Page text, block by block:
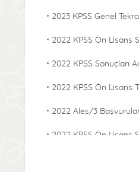
2023 KPSS Genel
2022 KPSS Ön Lisans
2022 KPSS Sonuçları
2022 KPSS Ön Lisans
2022 Ales/3
2022 KPSS Ön Lisans